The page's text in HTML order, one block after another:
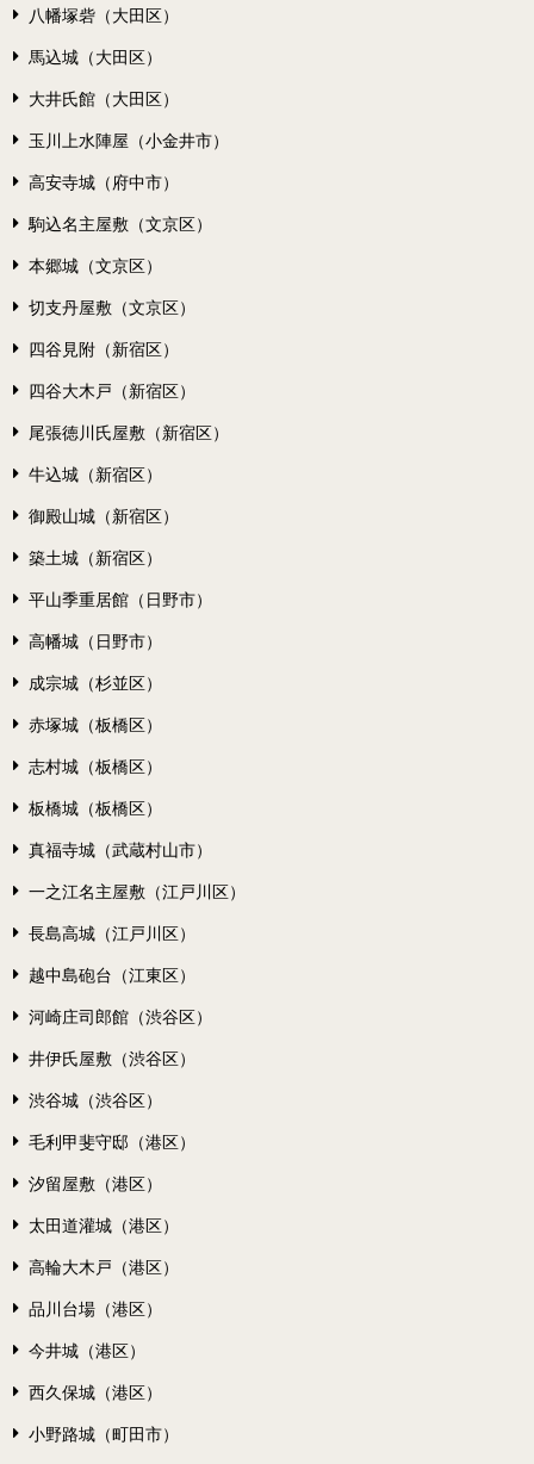
八幡塚砦（大田区）
馬込城（大田区）
大井氏館（大田区）
玉川上水陣屋（小金井市）
高安寺城（府中市）
駒込名主屋敷（文京区）
本郷城（文京区）
切支丹屋敷（文京区）
四谷見附（新宿区）
四谷大木戸（新宿区）
尾張徳川氏屋敷（新宿区）
牛込城（新宿区）
御殿山城（新宿区）
築土城（新宿区）
平山季重居館（日野市）
高幡城（日野市）
成宗城（杉並区）
赤塚城（板橋区）
志村城（板橋区）
板橋城（板橋区）
真福寺城（武蔵村山市）
一之江名主屋敷（江戸川区）
長島高城（江戸川区）
越中島砲台（江東区）
河崎庄司郎館（渋谷区）
井伊氏屋敷（渋谷区）
渋谷城（渋谷区）
毛利甲斐守邸（港区）
汐留屋敷（港区）
太田道灌城（港区）
高輪大木戸（港区）
品川台場（港区）
今井城（港区）
西久保城（港区）
小野路城（町田市）